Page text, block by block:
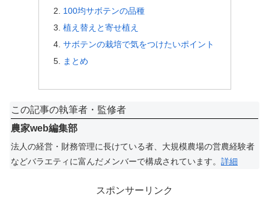
100均サボテンの品種
植え替えと寄せ植え
サボテンの栽培で気をつけたいポイント
まとめ
この記事の執筆者・監修者
農家web編集部
法人の経営・財務管理に長けている者、大規模農場の営農経験者
などバラエティに富んだメンバーで構成されています。 詳細
スポンサーリンク